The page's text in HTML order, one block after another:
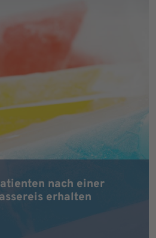
nach einer
erhalten